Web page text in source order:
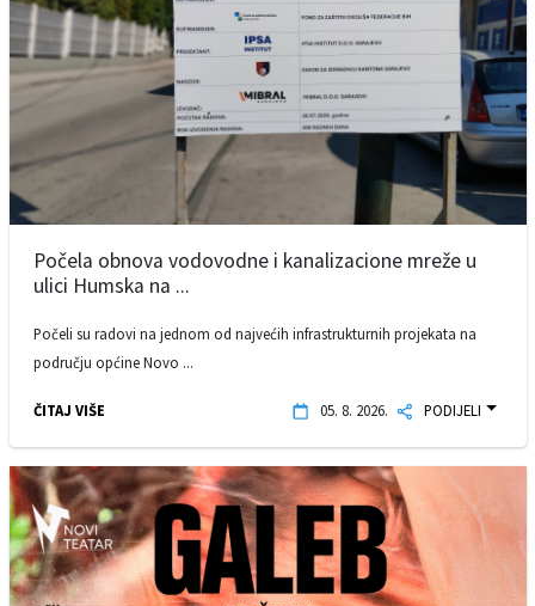
Počela obnova vodovodne i kanalizacione mreže u
ulici Humska na ...
Počeli su radovi na jednom od najvećih infrastrukturnih projekata na
području općine Novo ...
ČITAJ VIŠE 05. 8. 2026. PODIJELI